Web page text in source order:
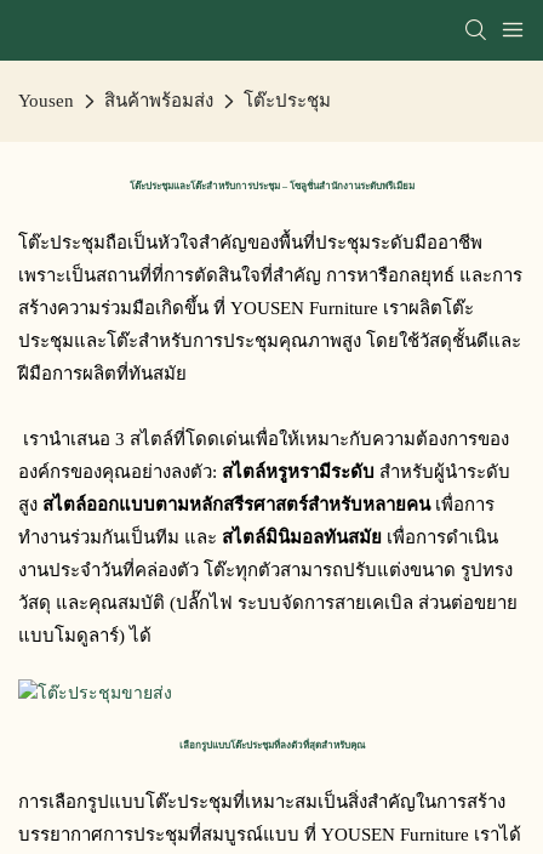
Yousen สินค้าพร้อมส่ง โต๊ะประชุม
โต๊ะประชุมและโต๊ะสำหรับการประชุม – โซลูชั่นสำนักงานระดับพรีเมียม
โต๊ะประชุมถือเป็นหัวใจสำคัญของพื้นที่ประชุมระดับมืออาชีพ
เพราะเป็นสถานที่ที่การตัดสินใจที่สำคัญ การหารือกลยุทธ์ และการ
สร้างความร่วมมือเกิดขึ้น ที่ YOUSEN Furniture เราผลิตโต๊ะ
ประชุมและโต๊ะสำหรับการประชุมคุณภาพสูง โดยใช้วัสดุชั้นดีและ
ฝีมือการผลิตที่ทันสมัย
องค์กรของคุณอย่างลงตัว: สไตล์หรูหรามีระดับ สำหรับผู้นำระดับ
สูง สไตล์ออกแบบตามหลักสรีรศาสตร์สำหรับหลายคน เพื่อการ
ทำงานร่วมกันเป็นทีม และ สไตล์มินิมอลทันสมัย เพื่อการดำเนิน
งานประจำวันที่คล่องตัว โต๊ะทุกตัวสามารถปรับแต่งขนาด รูปทรง
วัสดุ และคุณสมบัติ (ปลั๊กไฟ ระบบจัดการสายเคเบิล ส่วนต่อขยาย
แบบโมดูลาร์) ได้
เลือกรูปแบบโต๊ะประชุมที่ลงตัวที่สุดสำหรับคุณ
การเลือกรูปแบบโต๊ะประชุมที่เหมาะสมเป็นสิ่งสำคัญในการสร้าง
บรรยากาศการประชุมที่สมบูรณ์แบบ ที่ YOUSEN Furniture เราได้